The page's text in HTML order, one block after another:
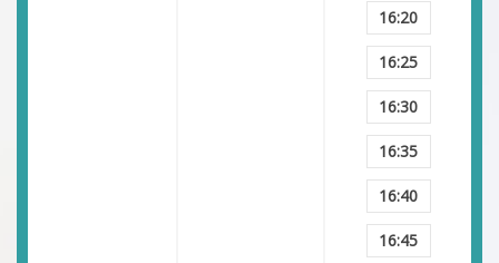
16:20
16:25
16:30
16:35
16:40
16:45